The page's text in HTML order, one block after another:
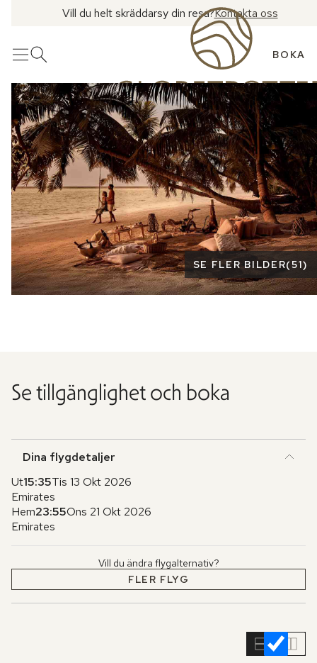
Vill du helt skräddarsy din resa?Kontakta oss
MenyÖppna sök BOKA
Se fler bilder
SE FLER BILDER(51)
Se tillgänglighet och boka
Dina flygdetaljer
Ut15:35Tis 13 Okt 2026
Emirates
Hem23:55Ons 21 Okt 2026
Emirates
Vill du ändra flygalternativ?
FLER FLYG